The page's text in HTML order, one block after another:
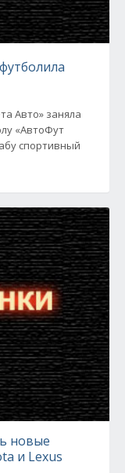
Авто» заняла
«АвтоФут
спортивный
новые
и Lexus